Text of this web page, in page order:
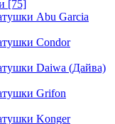
[75]
Abu Garcia
Condor
Daiwa (Дайва)
Grifon
Konger